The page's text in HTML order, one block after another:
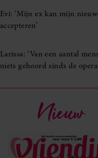
Evi: ‘Mijn ex kan mijn
accepteren’
Larissa: ‘Van een aantal
niets gehoord sinds de
Nieuw